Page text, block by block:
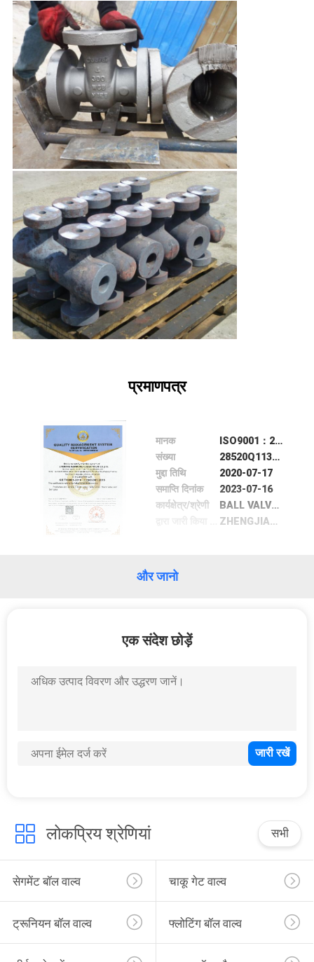
प्रमाणपत्र
मानक
ISO9001：2015
संख्या
28520Q11342R1S
मुद्दा तिथि
2020-07-17
समाप्ति दिनांक
2023-07-16
कार्यक्षेत्र/श्रेणी
BALL VALVE,GATE VALVE, GLOBE VALVE, CHECK VALVE
ZHENGJIANG SHENGBIAO TESTING CERTIFICATION CO.,LTD
और जानो
एक संदेश छोड़ें
लोकप्रिय श्रेणियां सभी
सेगमेंट बॉल वाल्व चाकू गेट वाल्व
ट्रूनियन बॉल वाल्व फ्लोटिंग बॉल वाल्व